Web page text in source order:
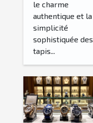
le charme
authentique et la
simplicité
sophistiquée des
tapis...